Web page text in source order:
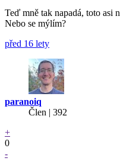
Teď mně tak napadá, toto asi
Nebo se mýlím?
před 16 lety
paranoiq
Člen | 392
+
0
-